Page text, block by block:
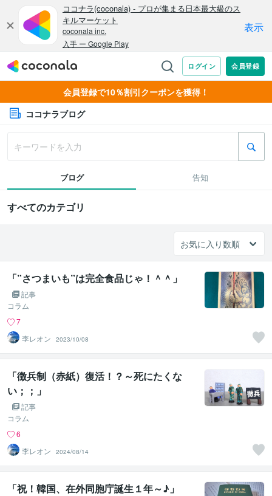
会員登録で10％割引クーポンを獲得！
ココナラブログ
ブログ 告知
すべてのカテゴリ
「”さつまいも”は完全食品じゃ！＾＾」
記事
コラム
7
李レオン
2023/10/08
「徴兵制（赤紙）復活！？～死にたくな
い；；」
記事
コラム
6
李レオン
2024/08/14
「祝！韓国、在外同胞庁誕生１年～♪」